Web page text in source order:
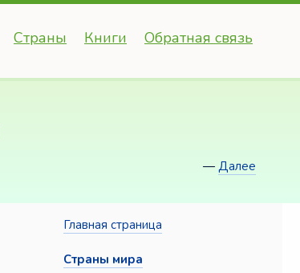
Страны Книги Обратная связь
— Далее
Главная страница
Страны мира